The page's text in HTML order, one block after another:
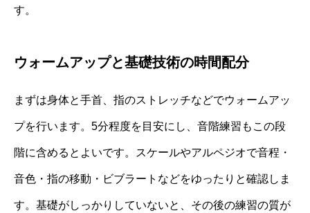
す。
ウォームアップと基礎技術の時間配分
まずは身体と手首、指のストレッチなどでウォームアッ
プを行います。5分程度を目安にし、音階練習もこの段
階に含めるとよいです。スケールやアルペジオで音程・
音色・指の移動・ビブラートなどをゆったりと確認しま
す。基礎がしっかりしていないと、その後の練習の質が